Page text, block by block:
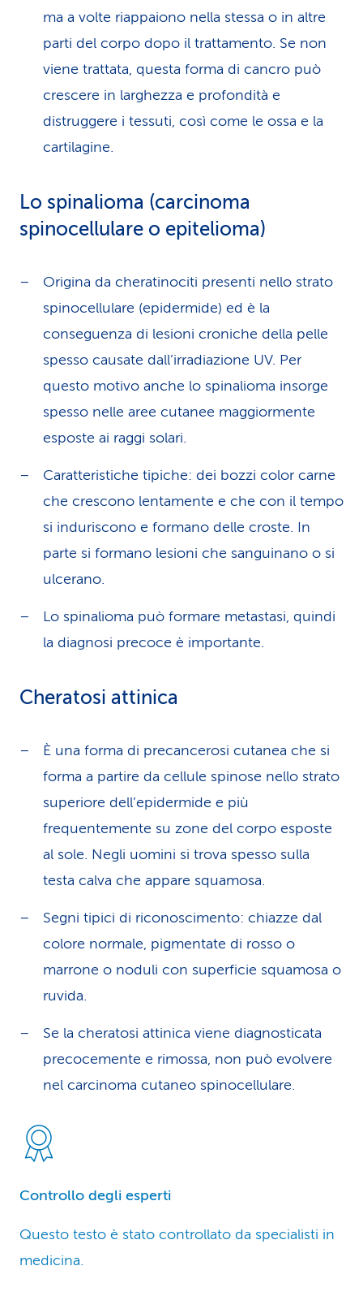
ma a volte riappaiono nella stessa o in altre
parti del corpo dopo il trattamento. Se non
viene trattata, questa forma di cancro può
crescere in larghezza e profondità e
distruggere i tessuti, così come le ossa e la
cartilagine.
Lo spinalioma (carcinoma
spinocellulare o epitelioma)
Origina da cheratinociti presenti nello strato
spinocellulare (epidermide) ed è la
conseguenza di lesioni croniche della pelle
spesso causate dall’irradiazione UV. Per
questo motivo anche lo spinalioma insorge
spesso nelle aree cutanee maggiormente
esposte ai raggi solari.
Caratteristiche tipiche: dei bozzi color carne
che crescono lentamente e che con il tempo
si induriscono e formano delle croste. In
parte si formano lesioni che sanguinano o si
ulcerano.
Lo spinalioma può formare metastasi, quindi
la diagnosi precoce è importante.
Cheratosi attinica
È una forma di precancerosi cutanea che si
forma a partire da cellule spinose nello strato
superiore dell’epidermide e più
frequentemente su zone del corpo esposte
al sole. Negli uomini si trova spesso sulla
testa calva che appare squamosa.
Segni tipici di riconoscimento: chiazze dal
colore normale, pigmentate di rosso o
marrone o noduli con superficie squamosa o
ruvida.
Se la cheratosi attinica viene diagnosticata
precocemente e rimossa, non può evolvere
nel carcinoma cutaneo spinocellulare.
Controllo degli esperti
Questo testo è stato controllato da specialisti in
medicina.